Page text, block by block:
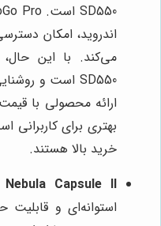
اندروید، امکان
می‌کند. با این حال،
SD550 است و روشنایی کمتری دارد. در مقابل،
ارائه محصولی با
بهتری برای کاربرانی
خرید بالا هستند.
Capsule II:
استوانه‌ای و